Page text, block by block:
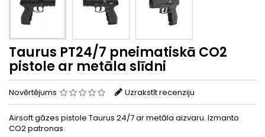
Taurus PT24/7 pneimatiskā CO2
pistole ar metāla slīdni
Novērtējums Uzrakstīt recenziju
Airsoft gāzes pistole Taurus 24/7 ar metāla aizvaru. Izmanto
CO2 patronas.